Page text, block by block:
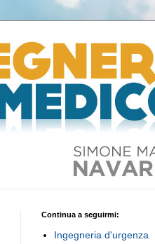
Continua a seguirmi:
Ingegneria d'urgenza